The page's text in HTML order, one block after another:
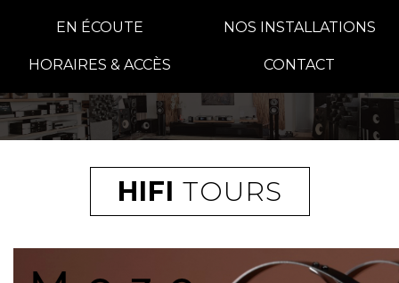
E-BOUTIQUE
HIFI GROUP
EN ÉCOUTE NOS INSTALLATIONS
HORAIRES & ACCÈS CONTACT
HIFI TOURS